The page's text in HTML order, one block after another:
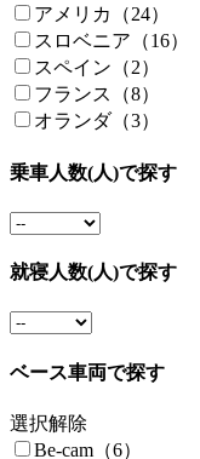
アメリカ（24）
スロベニア（16）
スペイン（2）
フランス（8）
オランダ（3）
乗車人数(人)で探す
就寝人数(人)で探す
ベース車両で探す
選択解除
Be-cam（6）